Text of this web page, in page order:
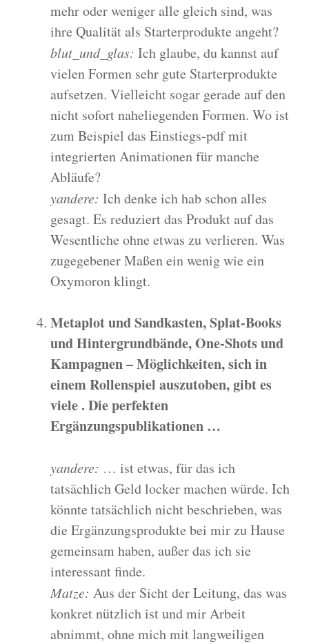
mehr oder weniger alle gleich sind, was
ihre Qualität als Starterprodukte angeht?
blut_und_glas: Ich glaube, du kannst auf
vielen Formen sehr gute Starterprodukte
aufsetzen. Vielleicht sogar gerade auf den
nicht sofort naheliegenden Formen. Wo ist
zum Beispiel das Einstiegs-pdf mit
integrierten Animationen für manche
Abläufe?
yandere: Ich denke ich hab schon alles
gesagt. Es reduziert das Produkt auf das
Wesentliche ohne etwas zu verlieren. Was
zugegebener Maßen ein wenig wie ein
Oxymoron klingt.
Metaplot und Sandkasten, Splat-Books
und Hintergrundbände, One-Shots und
Kampagnen – Möglichkeiten, sich in
einem Rollenspiel auszutoben, gibt es
viele . Die perfekten
Ergänzungspublikationen …
yandere: … ist etwas, für das ich
tatsächlich Geld locker machen würde. Ich
könnte tatsächlich nicht beschrieben, was
die Ergänzungsprodukte bei mir zu Hause
gemeinsam haben, außer das ich sie
interessant finde.
Matze: Aus der Sicht der Leitung, das was
konkret nützlich ist und mir Arbeit
abnimmt, ohne mich mit langweiligen